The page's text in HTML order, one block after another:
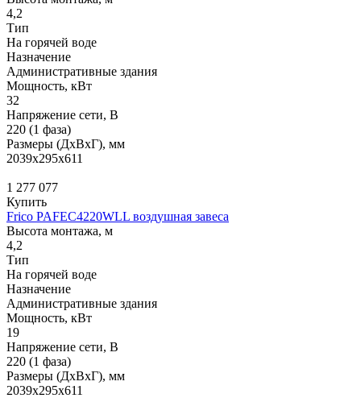
4,2
Тип
На горячей воде
Назначение
Административные здания
Мощность, кВт
32
Напряжение сети, В
220 (1 фаза)
Размеры (ДхВхГ), мм
2039x295x611
1 277 077
Купить
Frico PAFEC4220WLL воздушная завеса
Высота монтажа, м
4,2
Тип
На горячей воде
Назначение
Административные здания
Мощность, кВт
19
Напряжение сети, В
220 (1 фаза)
Размеры (ДхВхГ), мм
2039x295x611